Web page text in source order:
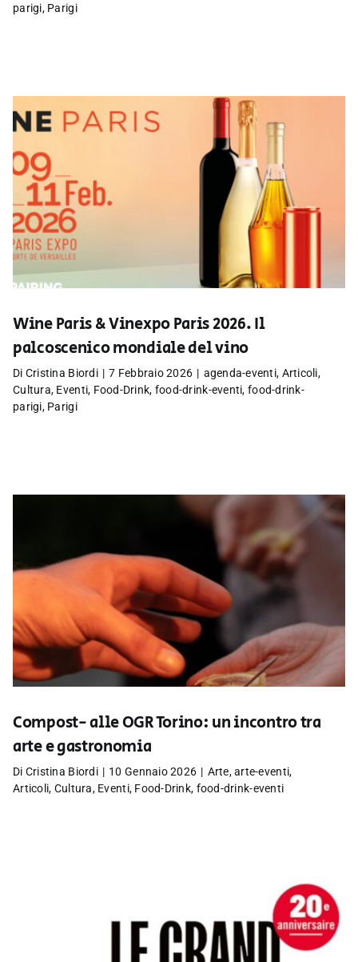
parigi, Parigi
Wine Paris & Vinexpo Paris 2026. Il
palcoscenico mondiale del vino
Di Cristina Biordi | 7 Febbraio 2026 | agenda-eventi, Articoli,
Cultura, Eventi, Food-Drink, food-drink-eventi, food-drink-
parigi, Parigi
Compost- alle OGR Torino: un incontro tra
arte e gastronomia
Di Cristina Biordi | 10 Gennaio 2026 | Arte,arte-eventi,
Articoli, Cultura, Eventi, Food-Drink, food-drink-eventi